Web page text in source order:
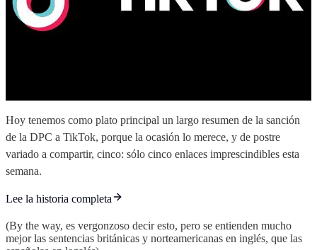
Hoy tenemos como plato principal un largo resumen de la sanción
de la DPC a TikTok, porque la ocasión lo merece, y de postre
variado a compartir, cinco: sólo cinco enlaces imprescindibles esta
semana.
Lee la historia completa
(By the way, es vergonzoso decir esto, pero se entienden mucho
mejor las sentencias británicas y norteamericanas en inglés, que las